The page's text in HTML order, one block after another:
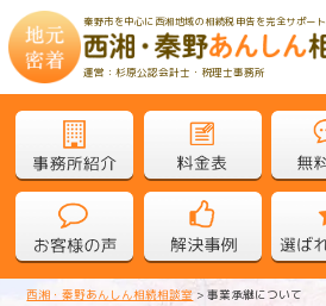
秦野市を中心に西湘地域の相続税申告を完全サポート
運営：杉原公認会計士・税理士事務所
西湘・秦野あんしん相続相談室 >事業承継について